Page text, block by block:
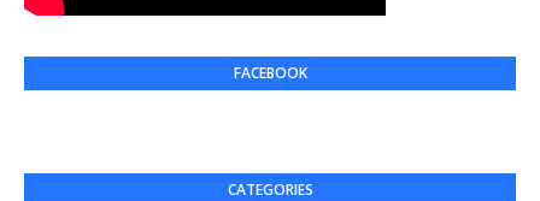
FACEBOOK
CATEGORIES